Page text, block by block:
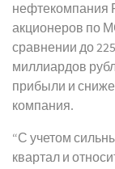
нефтекомпания
акционеров по
сравнении до
миллиардов
прибыли и
компания.
“С учетом
квартал и